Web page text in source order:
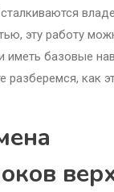
эту работу
иметь базовые
разберемся, как